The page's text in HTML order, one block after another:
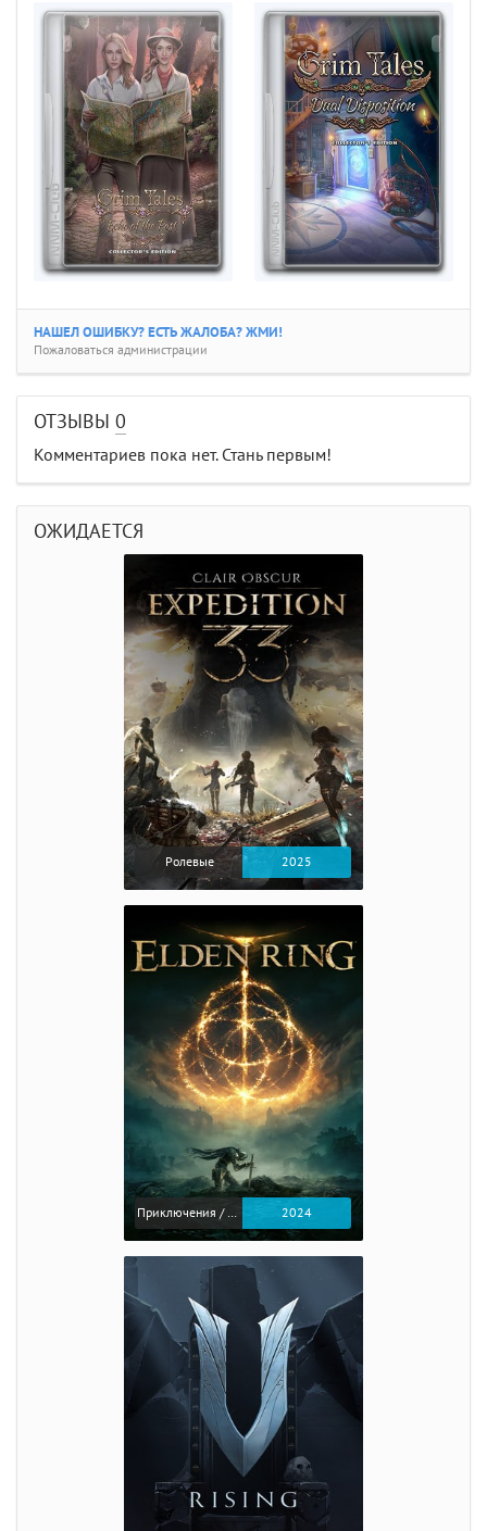
НАШЕЛ ОШИБКУ? ЕСТЬ ЖАЛОБА? ЖМИ!
Пожаловаться администрации
ОТЗЫВЫ 0
Комментариев пока нет. Стань первым!
ОЖИДАЕТСЯ
Ролевые 2025
Приключения / Экшен / Ролевые 2024